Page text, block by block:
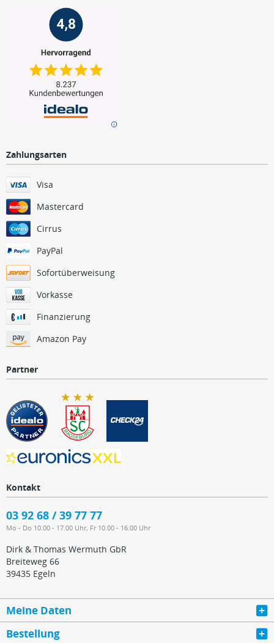
Zahlungsarten
Visa
Mastercard
Cirrus
PayPal
Sofortüberweisung
Vorkasse
Finanzierung
Amazon Pay
Partner
Kontakt
03 92 68 / 39 77 77
Mo - Do 10.00 - 17.00 Uhr, Fr 10.00 - 16.00 Uhr
Dirk & Thomas Wermuth GbR
Breiteweg 66
39435 Egeln
Meine Daten
Bestellung